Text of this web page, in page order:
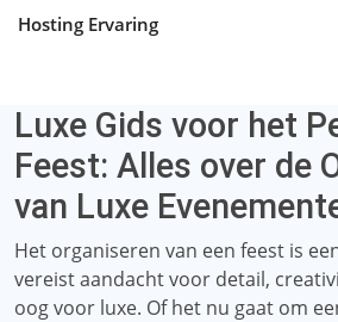
Hosting Ervaring
Luxe Gids voor het
Feest: Alles over de
van Luxe
Het organiseren van een feest is
vereist aandacht voor detail,
oog voor luxe. Of het nu gaat om